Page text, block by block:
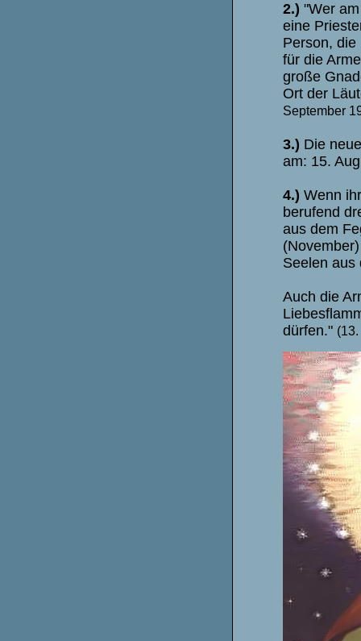
2.) "Wer
eine
Person, die
für die
große
Ort der
September
3.) Die
am: 15.
4.) Wenn
berufend
aus dem
Seelen aus
Auch die
dürfen."